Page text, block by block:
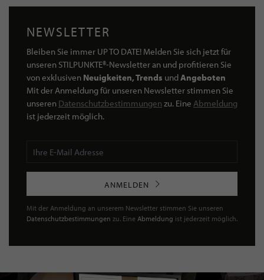
NEWSLETTER
Bleiben Sie immer UP TO DATE! Melden Sie sich jetzt für
unseren STILPUNKTE®-Newsletter an und profitieren Sie
von exklusiven Neuigkeiten, Trends undAngeboten
Mit der Anmeldung für unseren Newsletter stimmen Sie
unseren Datenschutzbestimmungen zu. Eine Abmeldung
ist jederzeit möglich.
ANMELDEN
Mit der Anmeldung an unserem Newsletter stimmen Sie unseren
Datenschutzbestimmungen zu. Eine Abmeldung ist jederzeit möglich.